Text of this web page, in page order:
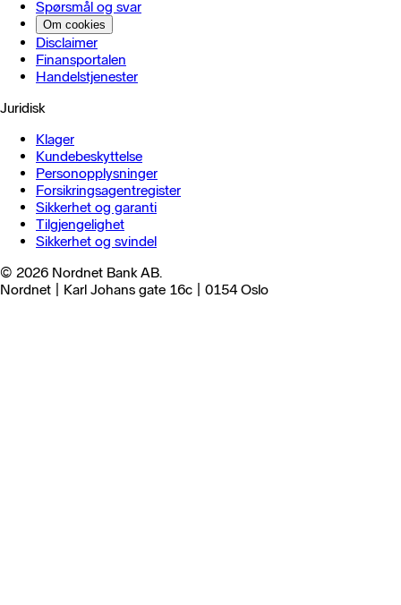
Spørsmål og svar
Om cookies
Disclaimer
Finansportalen
Handels­tjenester
Juridisk
Klager
Kundebeskyttelse
Personopplysninger
Forsikringsagentregister
Sikkerhet og garanti
Tilgjengelighet
Sikkerhet og svindel
© 2026 Nordnet Bank AB.
Nordnet | Karl Johans gate 16c | 0154 Oslo